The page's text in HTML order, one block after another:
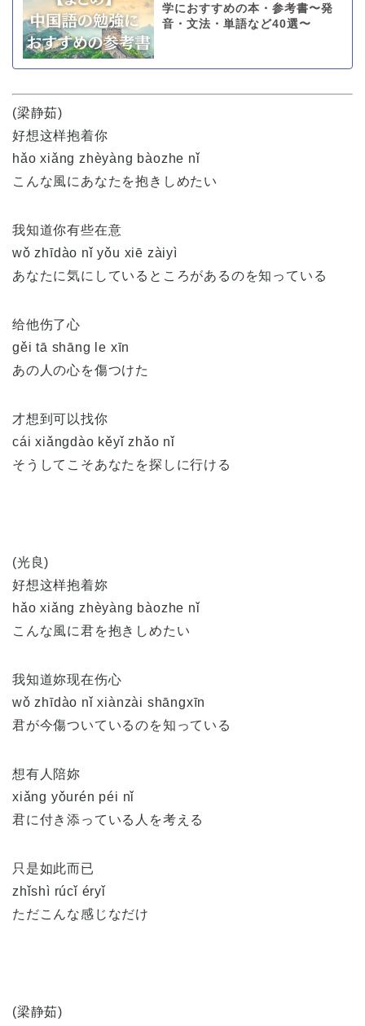
学におすすめの本・参考書〜発
音・文法・単語など40選〜
(梁静茹)
好想这样抱着你
hǎo xiǎng zhèyàng bàozhe nǐ
こんな風にあなたを抱きしめたい
我知道你有些在意
wǒ zhīdào nǐ yǒu xiē zàiyì
あなたに気にしているところがあるのを知っている
给他伤了心
gěi tā shāng le xīn
あの人の心を傷つけた
才想到可以找你
cái xiǎngdào kěyǐ zhǎo nǐ
そうしてこそあなたを探しに行ける
(光良)
好想这样抱着妳
hǎo xiǎng zhèyàng bàozhe nǐ
こんな風に君を抱きしめたい
我知道妳现在伤心
wǒ zhīdào nǐ xiànzài shāngxīn
君が今傷ついているのを知っている
想有人陪妳
xiǎng yǒurén péi nǐ
君に付き添っている人を考える
只是如此而已
zhǐshì rúcǐ éryǐ
ただこんな感じなだけ
(梁静茹)